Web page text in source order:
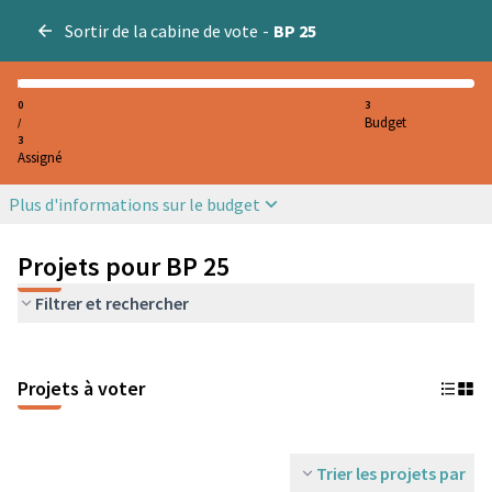
Sortir de la cabine de vote - BP 25
0
/
3
Assigné
3
Budget
Plus d'informations sur le budget
Projets pour BP 25
Filtrer et rechercher
Projets à voter
Trier les projets par